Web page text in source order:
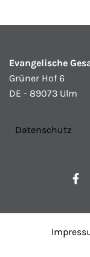
Evangelische
Grüner Hof 6
DE - 89073 Ulm
Datenschutz